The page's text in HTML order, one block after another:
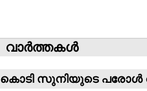
വാര്‍ത്തകള്‍
കൊടി സുനിയുടെ പരോള്‍